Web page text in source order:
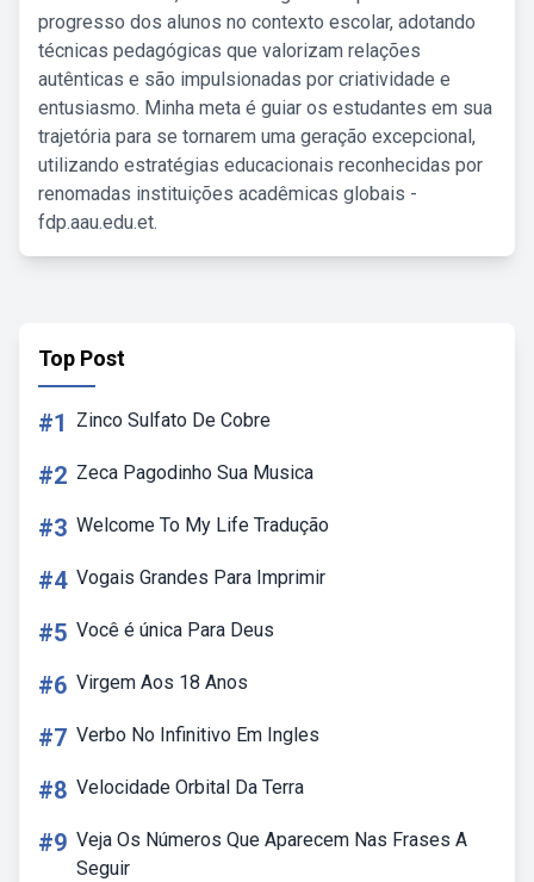
progresso dos alunos no contexto escolar, adotando
técnicas pedagógicas que valorizam relações
autênticas e são impulsionadas por criatividade e
entusiasmo. Minha meta é guiar os estudantes em sua
trajetória para se tornarem uma geração excepcional,
utilizando estratégias educacionais reconhecidas por
renomadas instituições acadêmicas globais -
fdp.aau.edu.et.
Top Post
#1 Zinco Sulfato De Cobre
#2 Zeca Pagodinho Sua Musica
#3 Welcome To My Life Tradução
#4 Vogais Grandes Para Imprimir
#5 Você é única Para Deus
#6 Virgem Aos 18 Anos
#7 Verbo No Infinitivo Em Ingles
#8 Velocidade Orbital Da Terra
#9 Veja Os Números Que Aparecem Nas Frases A
Seguir